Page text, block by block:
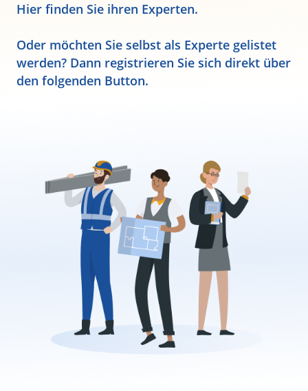
Hier finden Sie ihren Experten.
Oder möchten Sie selbst als Experte gelistet
werden? Dann registrieren Sie sich direkt über
den folgenden Button.